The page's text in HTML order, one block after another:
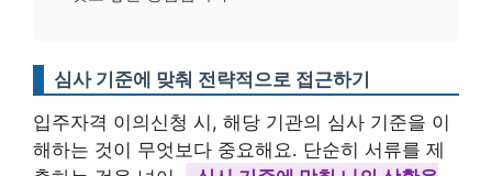
심사 기준에 맞춰 전략적으로 접근하기
입주자격 이의신청 시, 해당 기관의 심사 기준을 이
해하는 것이 무엇보다 중요해요. 단순히 서류를 제